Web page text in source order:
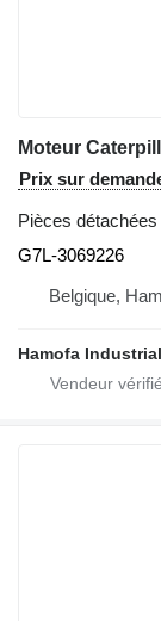
Prix sur
Pièces
G7L-3069226
Belgique,
Hamofa